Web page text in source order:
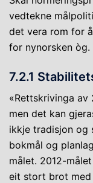
vedtekne
det vera rom for
for nynorsken
7.2.1
«Rettskrivinga av
men det kan
ikkje tradisjon og
bokmål og
målet. 2012-
eit stort brot med